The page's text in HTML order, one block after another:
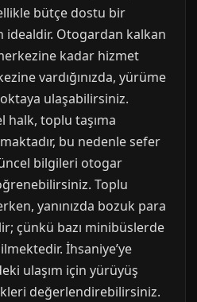
bütçe dostu bir
idealdir. Otogardan kalkan
kadar hizmet
vardığınızda, yürüme
ulaşabilirsiniz.
halk, toplu taşıma
bu nedenle sefer
bilgileri otogar
Toplu
yanınızda bozuk para
çünkü bazı minibüslerde
İhsaniye’ye
ulaşım için yürüyüş
değerlendirebilirsiniz.